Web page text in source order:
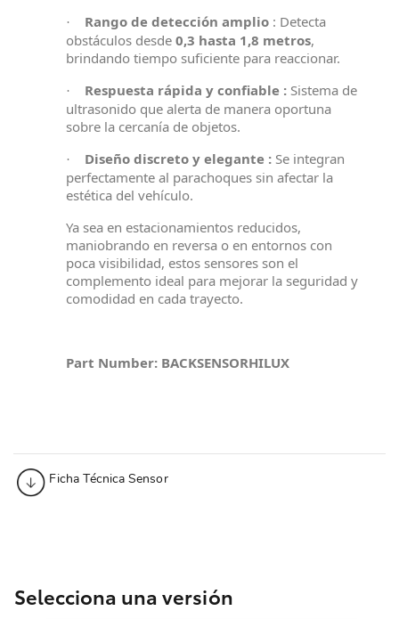
· Rango de detección amplio : Detecta
obstáculos desde 0,3 hasta 1,8 metros,
brindando tiempo suficiente para reaccionar.
· Respuesta rápida y confiable : Sistema de
ultrasonido que alerta de manera oportuna
sobre la cercanía de objetos.
· Diseño discreto y elegante : Se integran
perfectamente al parachoques sin afectar la
estética del vehículo.
Ya sea en estacionamientos reducidos,
maniobrando en reversa o en entornos con
poca visibilidad, estos sensores son el
complemento ideal para mejorar la seguridad y
comodidad en cada trayecto.
Part Number: BACKSENSORHILUX
Ficha Técnica Sensor
Selecciona una versión